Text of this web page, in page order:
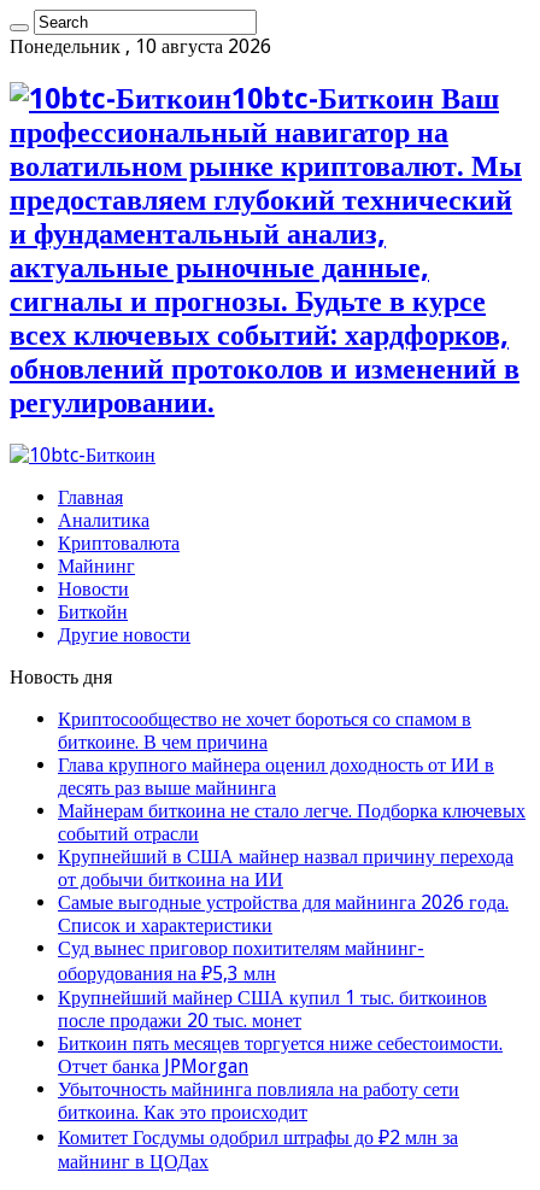
Понедельник , 10 августа 2026
10btc-Биткоин Ваш
профессиональный навигатор на
волатильном рынке криптовалют. Мы
предоставляем глубокий технический
и фундаментальный анализ,
актуальные рыночные данные,
сигналы и прогнозы. Будьте в курсе
всех ключевых событий: хардфорков,
обновлений протоколов и изменений в
регулировании.
Главная
Аналитика
Криптовалюта
Майнинг
Новости
Биткойн
Другие новости
Новость дня
Криптосообщество не хочет бороться со спамом в
биткоине. В чем причина
Глава крупного майнера оценил доходность от ИИ в
десять раз выше майнинга
Майнерам биткоина не стало легче. Подборка ключевых
событий отрасли
Крупнейший в США майнер назвал причину перехода
от добычи биткоина на ИИ
Самые выгодные устройства для майнинга 2026 года.
Список и характеристики
Суд вынес приговор похитителям майнинг-
оборудования на ₽5,3 млн
Крупнейший майнер США купил 1 тыс. биткоинов
после продажи 20 тыс. монет
Биткоин пять месяцев торгуется ниже себестоимости.
Отчет банка JPMorgan
Убыточность майнинга повлияла на работу сети
биткоина. Как это происходит
Комитет Госдумы одобрил штрафы до ₽2 млн за
майнинг в ЦОДах